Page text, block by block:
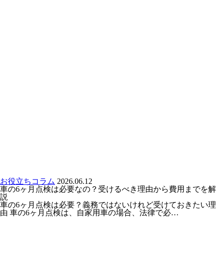
お役立ちコラム 2026.06.12
車の6ヶ月点検は必要なの？受けるべき理由から費用までを解
説
車の6ヶ月点検は必要？義務ではないけれど受けておきたい理
由 車の6ヶ月点検は、自家用車の場合、法律で必…